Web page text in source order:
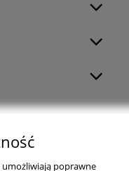
| Tel.:
poprawne